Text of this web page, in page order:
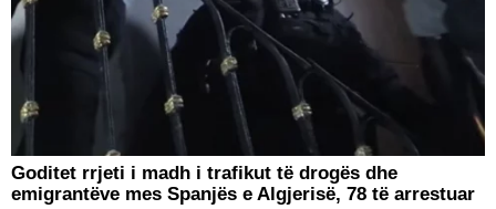
Goditet rrjeti i madh i trafikut të drogës dhe
emigrantëve mes Spanjës e Algjerisë, 78 të arrestuar